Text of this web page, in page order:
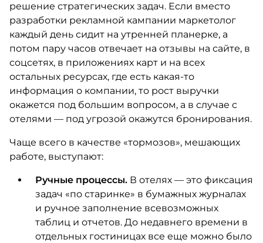
решение стратегических задач. Если вместо
разработки рекламной кампании маркетолог
каждый день сидит на утренней планерке, а
потом пару часов отвечает на отзывы на сайте, в
соцсетях, в приложениях карт и на всех
остальных ресурсах, где есть какая-то
информация о компании, то рост выручки
окажется под большим вопросом, а в случае с
отелями — под угрозой окажутся бронирования.
Чаще всего в качестве «тормозов», мешающих
работе, выступают:
Ручные процессы.В отелях — это фиксация
задач «по старинке» в бумажных журналах
и ручное заполнение всевозможных
таблиц и отчетов. До недавнего времени в
отдельных гостиницах все еще можно было